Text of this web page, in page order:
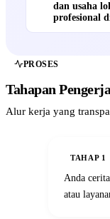
dan usaha
profesional
PROSES
Tahapan
Alur kerja yang
TAHAP 1
Anda
atau